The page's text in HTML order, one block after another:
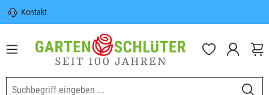
springen
Kontakt
Sicherer Versand | Versandkostenfrei
(DE) ab 100€
Garten-Schlüter Anwachsgarantie